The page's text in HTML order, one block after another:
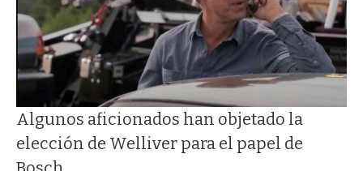
Algunos aficionados han objetado la
elección de Welliver para el papel de